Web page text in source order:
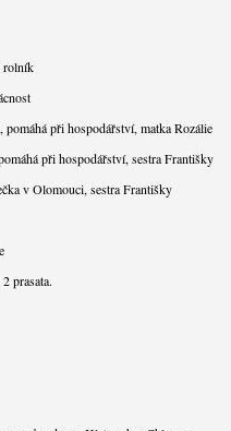
rolník
při hospodářství, matka Rozálie
při hospodářství, sestra Františky
v Olomouci, sestra Františky
prasata.